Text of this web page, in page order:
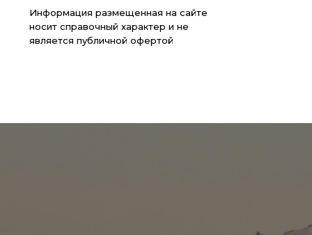
Информация размещенная на сайте
носит справочный характер и не
является публичной офертой